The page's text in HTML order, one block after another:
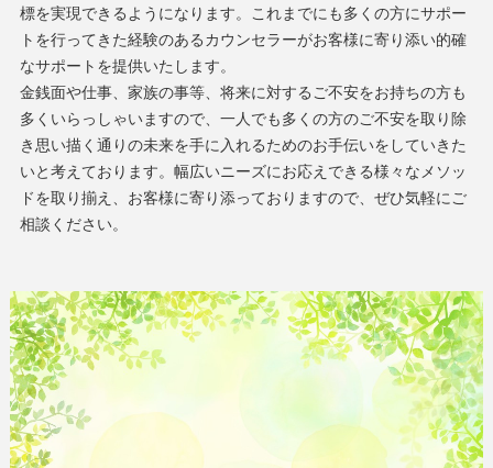
標を実現できるようになります。これまでにも多くの方にサポー
トを行ってきた経験のあるカウンセラーがお客様に寄り添い的確
なサポートを提供いたします。
金銭面や仕事、家族の事等、将来に対するご不安をお持ちの方も
多くいらっしゃいますので、一人でも多くの方のご不安を取り除
き思い描く通りの未来を手に入れるためのお手伝いをしていきた
いと考えております。幅広いニーズにお応えできる様々なメソッ
ドを取り揃え、お客様に寄り添っておりますので、ぜひ気軽にご
相談ください。